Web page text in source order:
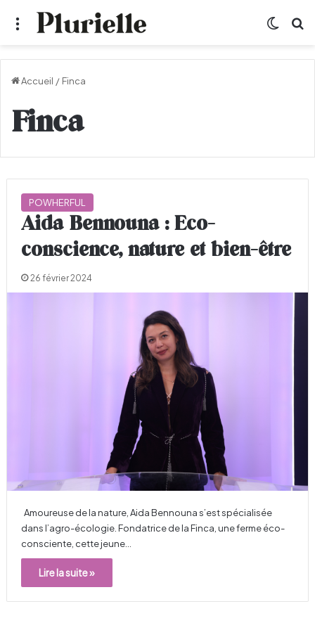
Menu
Accueil / Finca
Finca
POWHERFUL
Aida Bennouna : Eco-
conscience, nature et bien-être
26 février 2024
Amoureuse de la nature, Aida Bennouna s’est spécialisée
dans l’agro-écologie. Fondatrice de la Finca, une ferme éco-
consciente, cette jeune…
Lire la suite »